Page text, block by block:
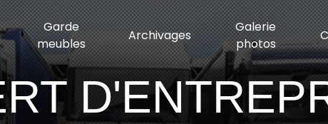
Garde
meubles
Archivages
Galerie
photos